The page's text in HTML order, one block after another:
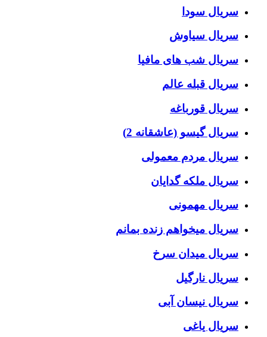
سریال سودا
سریال سیاوش
سریال شب های مافیا
سریال قبله عالم
سریال قورباغه
سریال گیسو (عاشقانه 2)
سریال مردم معمولی
سریال ملکه گدایان
سریال مهمونی
سریال میخواهم زنده بمانم
سریال میدان سرخ
سریال نارگیل
سریال نیسان آبی
سریال یاغی